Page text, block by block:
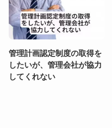
管理計画認定制度の取得を
したいが、管理会社が協力
してくれない